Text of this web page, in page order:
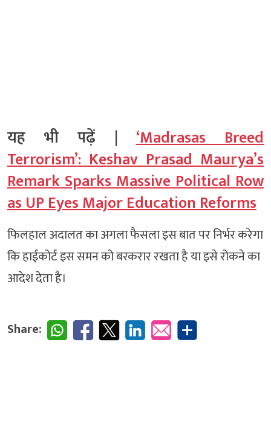
यह भी पढ़ें |‘Madrasas Breed
Terrorism’: Keshav Prasad Maurya’s
Remark Sparks Massive Political Row
as UP Eyes Major Education Reforms
फिलहाल अदालत का अगला फैसला इस बात पर निर्भर करेगा
कि हाईकोर्ट इस समन को बरकरार रखता है या इसे रोकने का
आदेश देता है।
Share: